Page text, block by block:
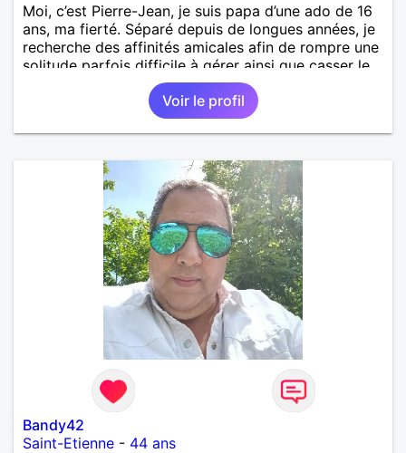
Moi, c’est Pierre-Jean, je suis papa d’une ado de 16
ans, ma fierté. Séparé depuis de longues années, je
recherche des affinités amicales afin de rompre une
solitude parfois difficile à gérer ainsi que casser le
vague à l’âme. L’amitié reste extrêmement
importante à mes yeux mais peut se décliner en des
sentiments plus puissants. « Le temps fera son
œuvre » disait Arthur Schopenhauer, philosophe
autant être trop locace. Je suis bourré de qualités
avec très peu de défauts. Je suis altruiste,
bienveillant, empathique, attentionné, honnête,
respectueux, doux de caractère et compréhensif : je
laisse « glisser » beaucoup de choses. Mais ne vous
m’éprenez pas Mesdames, si une personne que
j’aime me trahit une fois, il n’y aura pas de seconde
chance et je l’effacerai à « vitam eternam ».
Néanmoins, je suis un tout petit peu maniaque ainsi
qu’impatient. J’essaye de faire des efforts. Rien de
bien dramatique ! Du moins je le pense……Je suis un
homme facile à vivre. À vous si vous le souhaitez,
d’apprendre à me connaître davantage. J’en serai
ravi….A très bientôt je l’espère.
Voir le profil
Bandy42
Saint-Etienne - 44 ans